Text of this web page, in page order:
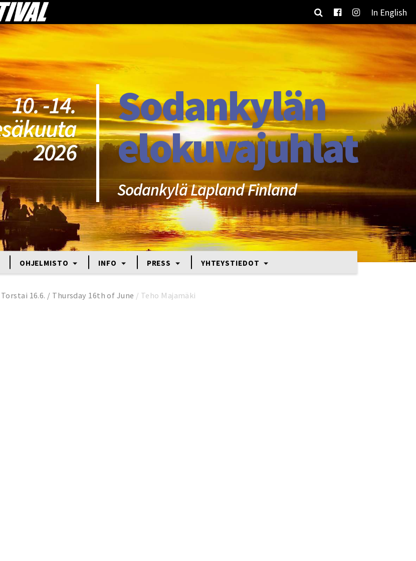
In English
10. -14.
2026
Sodankylän
elokuvajuhlat
Sodankylä Lapland Finland
OHJELMISTO INFO PRESS YHTEYSTIEDOT
Torstai 16.6. / Thursday 16th of June / Teho Majamäki